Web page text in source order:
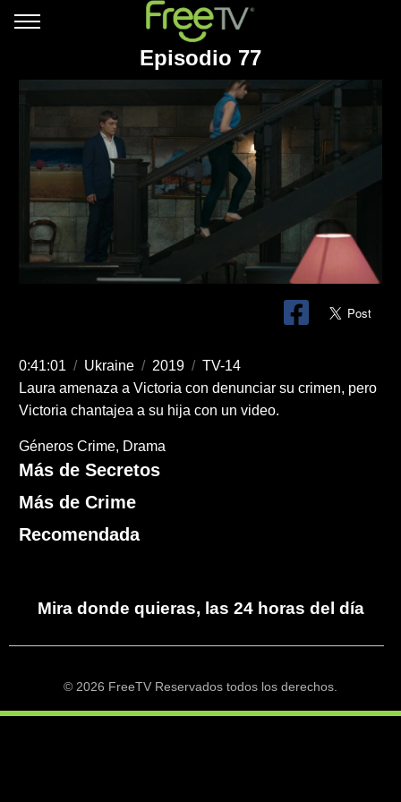
Episodio 77
0:41:01 / Ukraine / 2019 / TV-14
Laura amenaza a Victoria con denunciar su crimen, pero
Victoria chantajea a su hija con un video.
Géneros Crime Drama
Más de Secretos
Más de Crime
Recomendada
Mira donde quieras, las 24 horas del día
© 2026 FreeTV Reservados todos los derechos.